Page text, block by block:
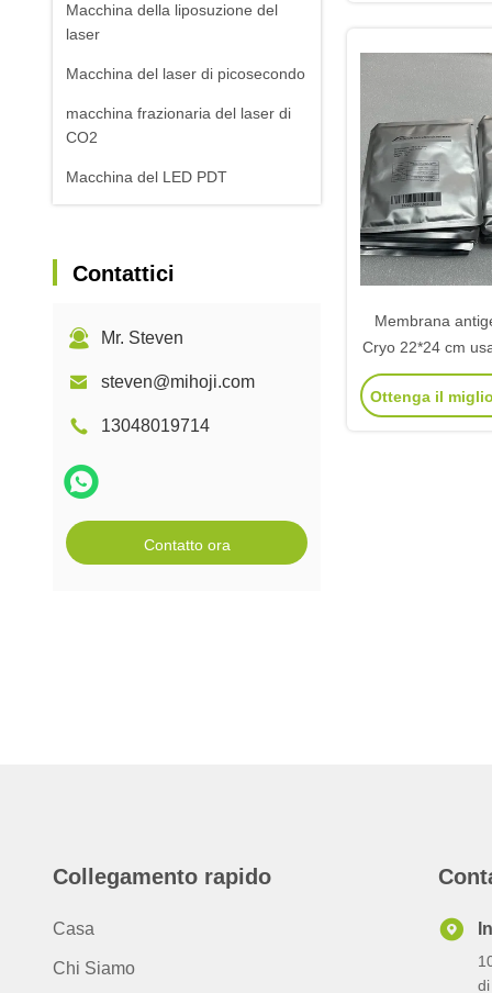
Macchina della liposuzione del
laser
Macchina del laser di picosecondo
macchina frazionaria del laser di
CO2
Macchina del LED PDT
Contattici
Mr. Steven
steven@mihoji.com
13048019714
Contatto ora
Membrana
Cryo 22*24 cm
macchina
Ottenga il
Collegamento rapido
Casa
Chi Siamo